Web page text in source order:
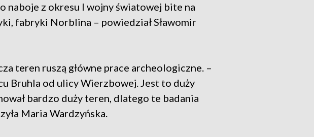
naboje z okresu I wojny światowej bite na
fabryki Norblina – powiedział Sławomir
teren ruszą główne prace archeologiczne. –
Bruhla od ulicy Wierzbowej. Jest to duży
bardzo duży teren, dlatego te badania
Maria Wardzyńska.